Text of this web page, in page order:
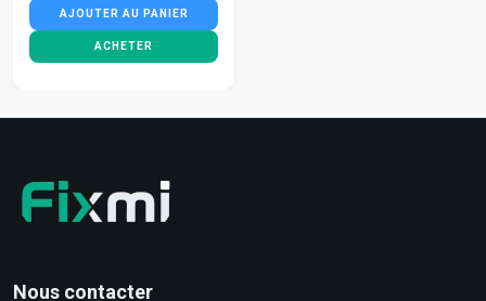
AJOUTER AU PANIER
ACHETER
Nous contacter